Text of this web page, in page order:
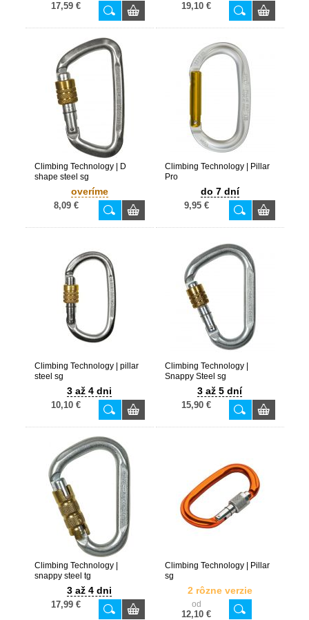
17,59 € 19,10 €
Climbing Technology | D
shape steel sg
overíme
8,09 €
Climbing Technology | Pillar
Pro
do 7 dní
9,95 €
Climbing Technology | pillar
steel sg
3 až 4 dni
10,10 €
Climbing Technology |
Snappy Steel sg
3 až 5 dní
15,90 €
Climbing Technology |
snappy steel tg
3 až 4 dni
17,99 €
Climbing Technology | Pillar
sg
2 rôzne verzie
od
12,10 €